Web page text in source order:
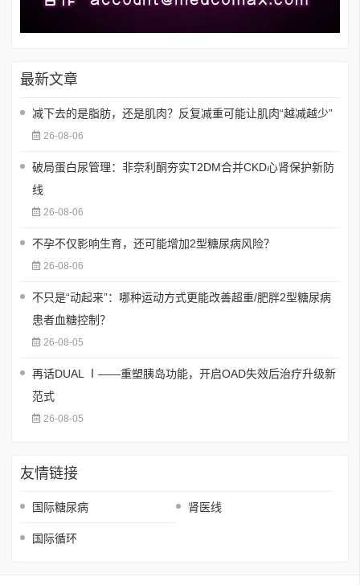
最新文章
减下去的是脂肪，还是肌肉？反复减重可能让肌肉“越减越少”
26-08-06
破局蛋白尿管理：非奈利酮夯实T2DM合并CKD心肾保护新防
线
26-08-06
不孕不仅影响生育，还可能增加2型糖尿病风险？
26-08-06
不只是“动起来”：哪种运动方式更能改善超重/肥胖2型糖尿病
患者血糖控制？
26-08-05
再话DUAL Ⅰ——重塑胰岛功能，开启OAD失效后治疗升级新
范式
26-08-05
友情链接
国际糖尿病 肾医线
国际循环